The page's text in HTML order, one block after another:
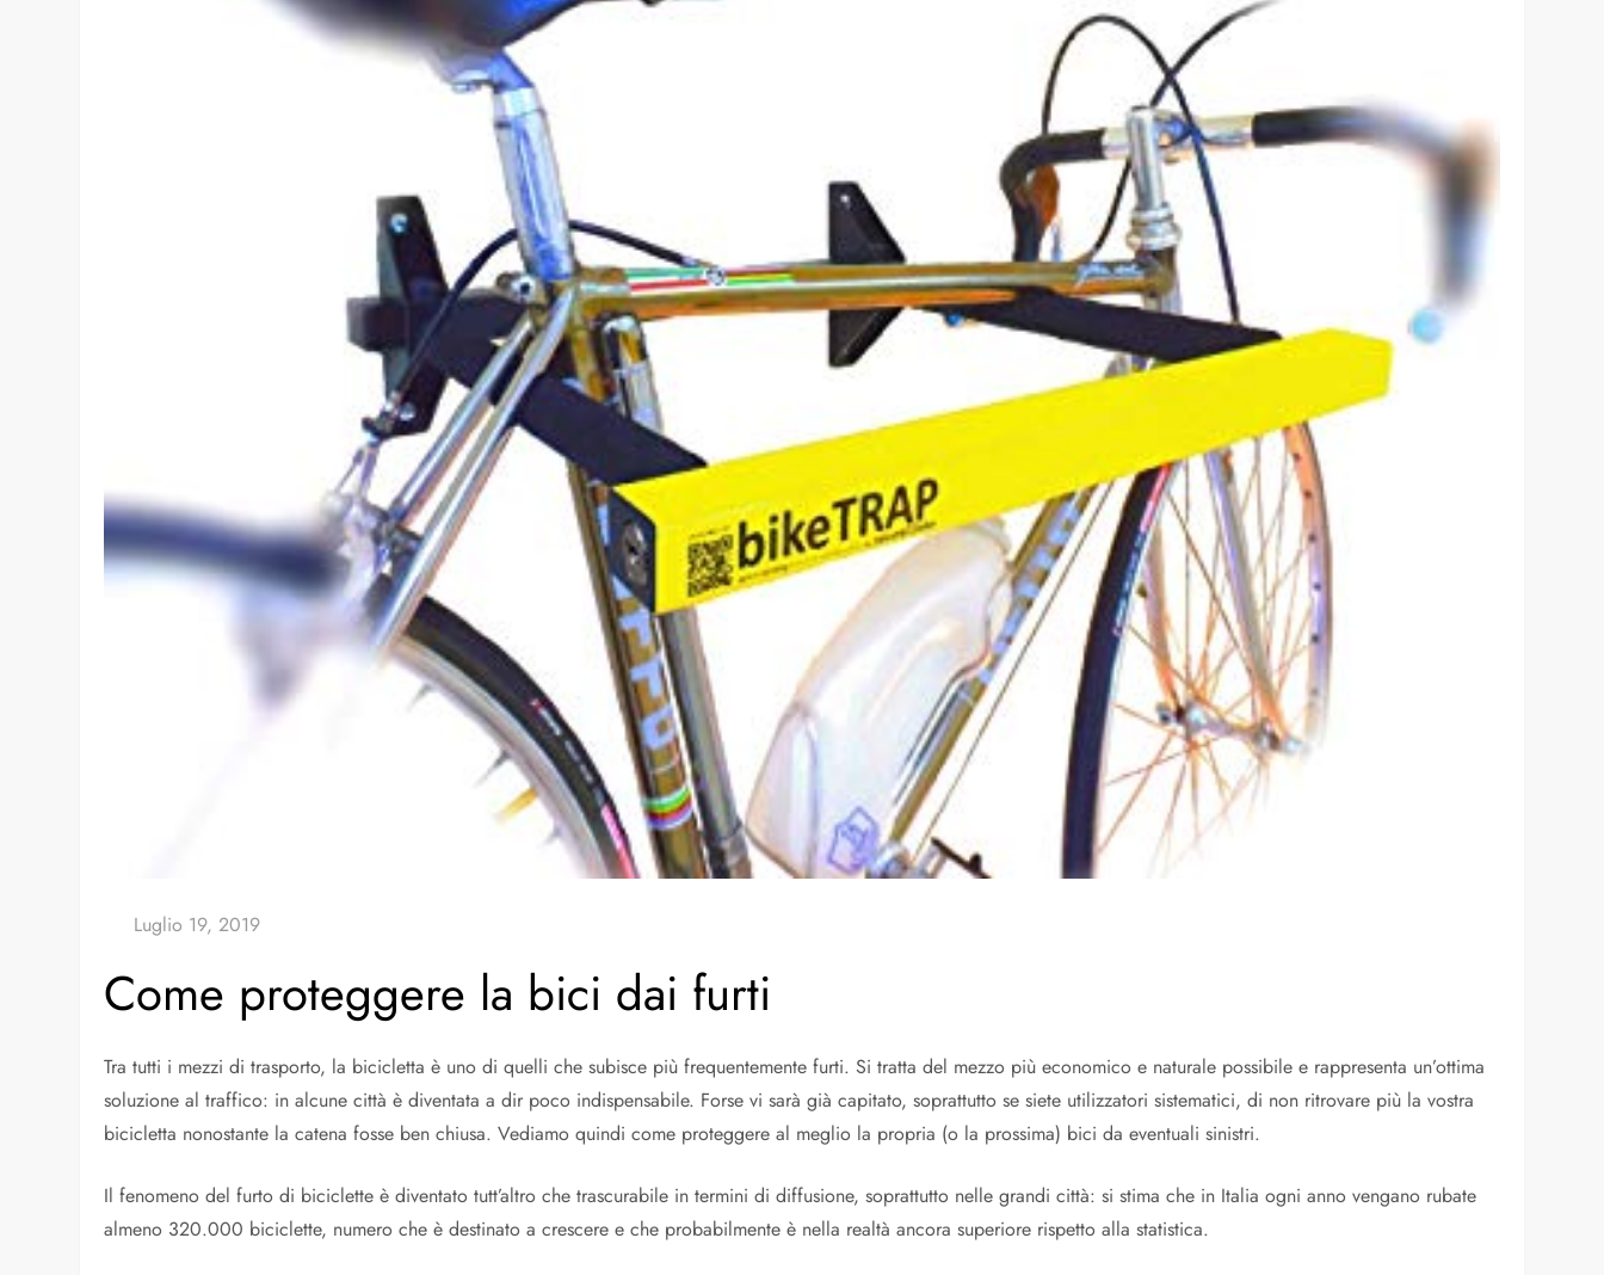
Come proteggere la bici dai furti
Tra tutti i mezzi di trasporto, la bicicletta è uno di quelli che subisce più frequentemente furti. Si tratta del mezzo più economico e naturale possibile e rappresenta un’ottima
soluzione al traffico: in alcune città è diventata a dir poco indispensabile. Forse vi sarà già capitato, soprattutto se siete utilizzatori sistematici, di non ritrovare più la vostra
bicicletta nonostante la catena fosse ben chiusa. Vediamo quindi come proteggere al meglio la propria (o la prossima) bici da eventuali sinistri.
Il fenomeno del furto di biciclette è diventato tutt’altro che trascurabile in termini di diffusione, soprattutto nelle grandi città: si stima che in Italia ogni anno vengano rubate
almeno 320.000 biciclette, numero che è destinato a crescere e che probabilmente è nella realtà ancora superiore rispetto alla statistica.